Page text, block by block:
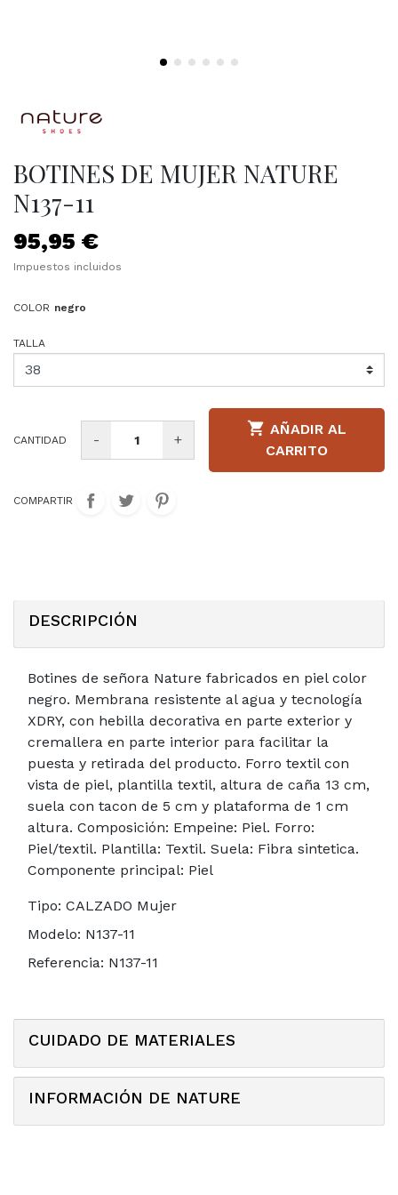
BOTINES DE MUJER NATURE
N137-11
95,95 €
Impuestos incluidos
COLOR negro
TALLA
CANTIDAD - +

CARRITO
COMPARTIR
DESCRIPCIÓN
Botines de señora Nature fabricados en piel color
negro. Membrana resistente al agua y tecnología
XDRY, con hebilla decorativa en parte exterior y
cremallera en parte interior para facilitar la
puesta y retirada del producto. Forro textil con
vista de piel, plantilla textil, altura de caña 13 cm,
suela con tacon de 5 cm y plataforma de 1 cm
altura. Composición: Empeine: Piel. Forro:
Piel/textil. Plantilla: Textil. Suela: Fibra sintetica.
Componente principal: Piel
Tipo: CALZADO Mujer
Modelo: N137-11
Referencia: N137-11
CUIDADO DE MATERIALES
INFORMACIÓN DE NATURE